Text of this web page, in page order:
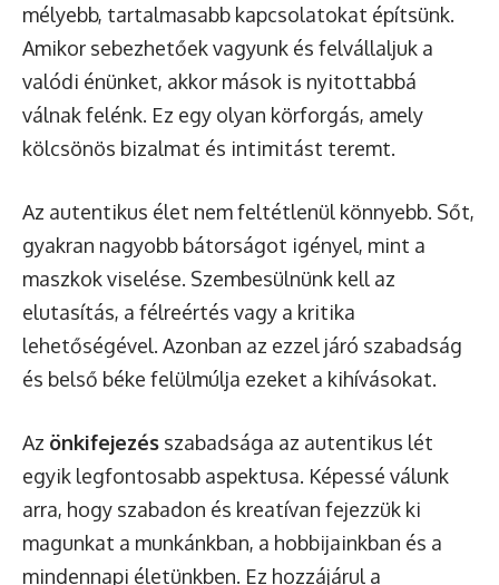
mélyebb, tartalmasabb kapcsolatokat építsünk.
Amikor sebezhetőek vagyunk és felvállaljuk a
valódi énünket, akkor mások is nyitottabbá
válnak felénk. Ez egy olyan körforgás, amely
kölcsönös bizalmat és intimitást teremt.
Az autentikus élet nem feltétlenül könnyebb. Sőt,
gyakran nagyobb bátorságot igényel, mint a
maszkok viselése. Szembesülnünk kell az
elutasítás, a félreértés vagy a kritika
lehetőségével. Azonban az ezzel járó szabadság
és belső béke felülmúlja ezeket a kihívásokat.
Az önkifejezés szabadsága az autentikus lét
egyik legfontosabb aspektusa. Képessé válunk
arra, hogy szabadon és kreatívan fejezzük ki
magunkat a munkánkban, a hobbijainkban és a
mindennapi életünkben. Ez hozzájárul a